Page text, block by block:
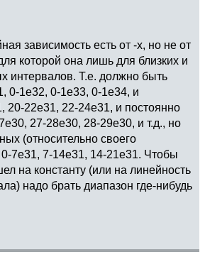
зависимость есть от -x, но не от
которой она лишь для близких и
интервалов. Т.е. должно быть
0-1e32, 0-1e33, 0-1e34, и
20-22e31, 22-24e31, и постоянно
27-28e30, 28-29e30, и т.д., но
(относительно своего
7e31, 7-14e31, 14-21e31. Чтобы
на константу (или на линейность
надо брать диапазон где-нибудь